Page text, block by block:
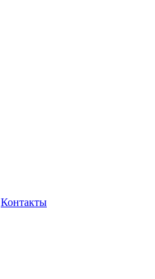
Контакты